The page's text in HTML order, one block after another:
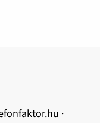
·